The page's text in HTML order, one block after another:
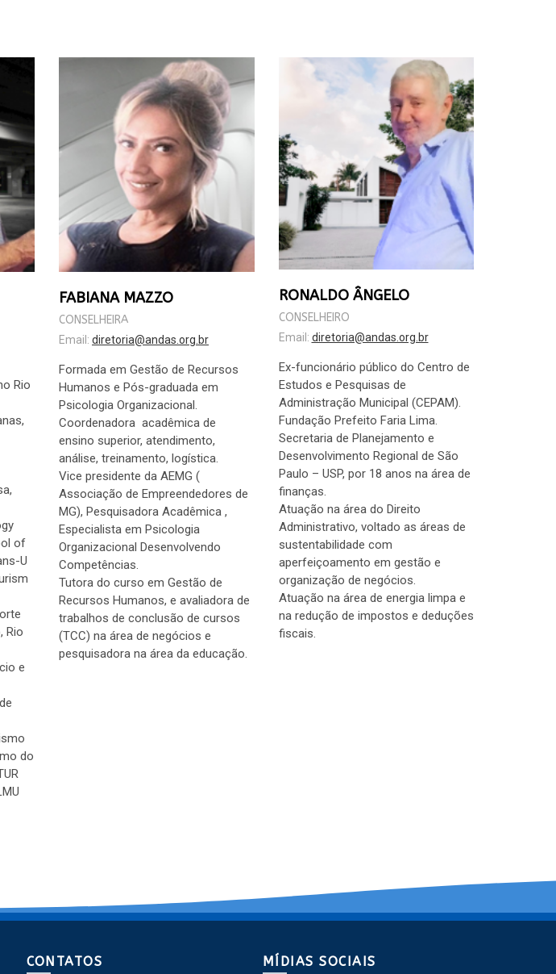
Rio
of
U
Rio
e
do
FABIANA MAZZO
CONSELHEIRA
Email: diretoria@andas.org.br
Formada em Gestão de Recursos
Humanos e Pós-graduada em
Psicologia Organizacional.
Coordenadora acadêmica de
ensino superior, atendimento,
análise, treinamento, logística.
Vice presidente da AEMG (
Associação de Empreendedores de
MG), Pesquisadora Acadêmica ,
Especialista em Psicologia
Organizacional Desenvolvendo
Competências.
Tutora do curso em Gestão de
Recursos Humanos, e avaliadora de
trabalhos de conclusão de cursos
(TCC) na área de negócios e
pesquisadora na área da educação.
RONALDO ÂNGELO
CONSELHEIRO
Email: diretoria@andas.org.br
Ex-funcionário público do Centro de
Estudos e Pesquisas de
Administração Municipal (CEPAM).
Fundação Prefeito Faria Lima.
Secretaria de Planejamento e
Desenvolvimento Regional de São
Paulo – USP, por 18 anos na área de
finanças.
Atuação na área do Direito
Administrativo, voltado as áreas de
sustentabilidade com
aperfeiçoamento em gestão e
organização de negócios.
Atuação na área de energia limpa e
na redução de impostos e deduções
fiscais.
CONTATOS MÍDIAS SOCIAIS